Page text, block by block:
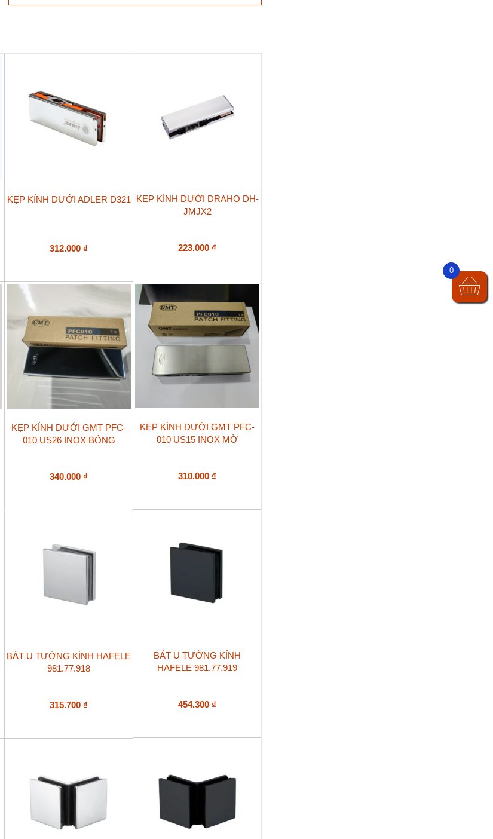
inox
KẸP KÍNH DƯỚI ADLER D321
312.000 ₫
KẸP KÍNH DƯỚI DRAHO DH-
JMJX2
223.000 ₫
KẸP KÍNH DƯỚI GMT PFC-
010 US26 INOX BÓNG
340.000 ₫
KẸP KÍNH DƯỚI GMT PFC-
010 US15 INOX MỜ
310.000 ₫
BÁT U TƯỜNG KÍNH HAFELE
981.77.918
315.700 ₫
BÁT U TƯỜNG KÍNH
HAFELE 981.77.919
454.300 ₫
0